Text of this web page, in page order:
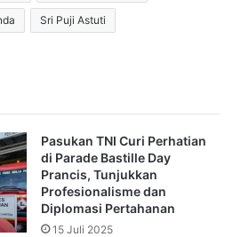
Tuban menyambut penuh
Bapak Presiden RI pada
Kuartal II Tahun 2026.
petani menjadi motivasi
swasembada jagung
kepada wartawan.
Petani
Sri Puji Astuti
Pasukan TNI Curi Perhatian
di Parade Bastille Day
Prancis, Tunjukkan
Profesionalisme dan
Diplomasi Pertahanan
15 Juli 2025